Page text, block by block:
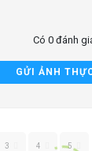
Có 0 đánh
GỬI ẢNH
3 4 5